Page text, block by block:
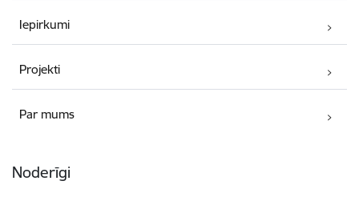
Iepirkumi
Projekti
Par mums
Noderīgi